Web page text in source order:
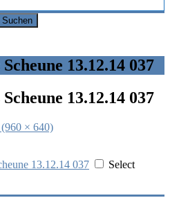
Suchen
13.12.14 037
13.12.14 037
× 640)
Select